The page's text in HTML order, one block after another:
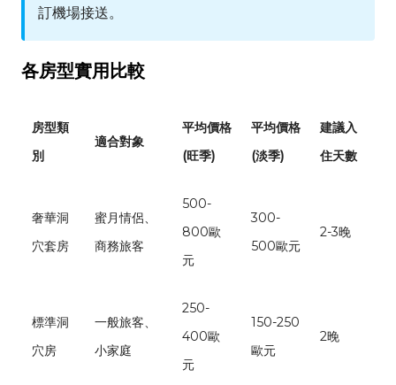
訂機場接送。
各房型實用比較
房型類
別
適合對象
平均價格
(旺季)
平均價格
(淡季)
建議入
住天數
奢華洞
穴套房
蜜月情侶、
商務旅客
500-
800歐
元
300-
500歐元
2-3晚
標準洞
穴房
一般旅客、
小家庭
250-
400歐
元
150-250
歐元
2晚